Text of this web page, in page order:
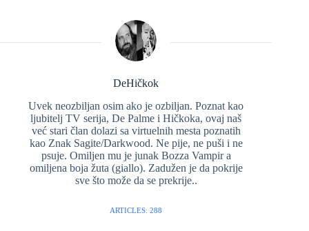
DeHičkok
Uvek neozbiljan osim ako je ozbiljan. Poznat kao
ljubitelj TV serija, De Palme i Hičkoka, ovaj naš
već stari član dolazi sa virtuelnih mesta poznatih
kao Znak Sagite/Darkwood. Ne pije, ne puši i ne
psuje. Omiljen mu je junak Bozza Vampir a
omiljena boja žuta (giallo). Zadužen je da pokrije
sve što može da se prekrije..
ARTICLES: 288